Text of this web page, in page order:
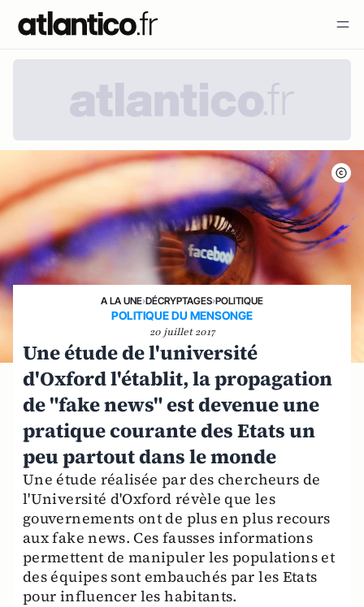
A LA UNE›DÉCRYPTAGES›POLITIQUE
POLITIQUE DU MENSONGE
20 juillet 2017
Une étude de l'université
d'Oxford l'établit, la propagation
de "fake news" est devenue une
pratique courante des Etats un
peu partout dans le monde
Une étude réalisée par des chercheurs de
l'Université d'Oxford révèle que les
gouvernements ont de plus en plus recours
aux fake news. Ces fausses informations
permettent de manipuler les populations et
des équipes sont embauchés par les Etats
pour influencer les habitants.